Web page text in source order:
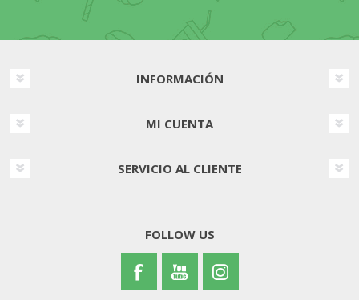
INFORMACIÓN
MI CUENTA
SERVICIO AL CLIENTE
FOLLOW US